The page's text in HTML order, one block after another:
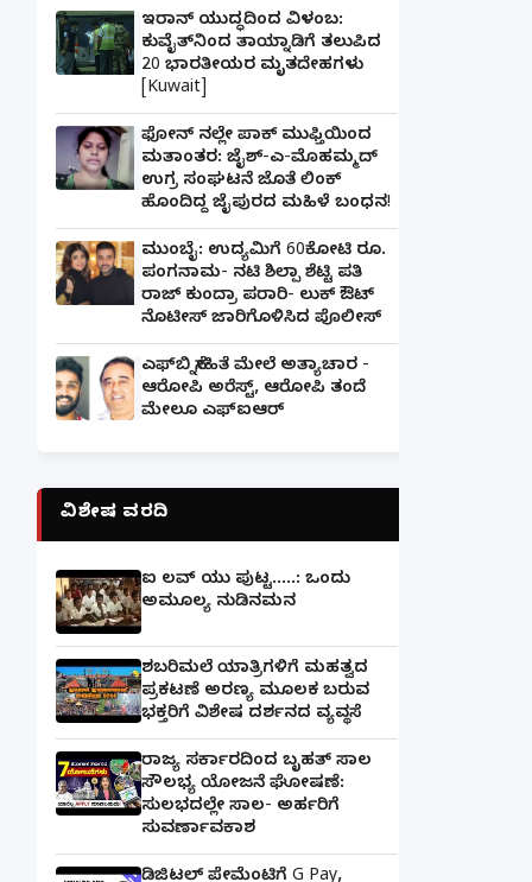
ಇರಾನ್ ಯುದ್ಧದಿಂದ ವಿಳಂಬ:
ಕುವೈತ್‌ನಿಂದ ತಾಯ್ನಾಡಿಗೆ ತಲುಪಿದ
20 ಭಾರತೀಯರ ಮೃತದೇಹಗಳು
[Kuwait]
ಫೋನ್ ನಲ್ಲೇ ಪಾಕ್ ಮುಫ್ತಿಯಿಂದ
ಮತಾಂತರ: ಜೈಶ್-ಎ-ಮೊಹಮ್ಮದ್
ಉಗ್ರ ಸಂಘಟನೆ ಜೊತೆ ಲಿಂಕ್
ಹೊಂದಿದ್ದ ಜೈಪುರದ ಮಹಿಳೆ ಬಂಧನ!
ಮುಂಬೈ: ಉದ್ಯಮಿಗೆ 60ಕೋಟಿ ರೂ.
ಪಂಗನಾಮ- ನಟಿ ಶಿಲ್ಪಾ ಶೆಟ್ಟಿ ಪತಿ
ರಾಜ್ ಕುಂದ್ರಾ ಪರಾರಿ- ಲುಕ್ ಔಟ್
ನೊಟೀಸ್ ಜಾರಿಗೊಳಿಸಿದ ಪೊಲೀಸ್
ಎಫ್‌ಬಿ ಸ್ನೇಹಿತೆ ಮೇಲೆ ಅತ್ಯಾಚಾರ -
ಆರೋಪಿ ಅರೆಸ್ಟ್, ಆರೋಪಿ ತಂದೆ
ಮೇಲೂ ಎಫ್ಐಆರ್
ವಿಶೇಷ ವರದಿ
ಐ ಲವ್ ಯು ಪುಟ್ಟ.....: ಒಂದು
ಅಮೂಲ್ಯ ನುಡಿನಮನ
ಶಬರಿಮಲೆ ಯಾತ್ರಿಗಳಿಗೆ ಮಹತ್ವದ
ಪ್ರಕಟಣೆ ಅರಣ್ಯ ಮೂಲಕ ಬರುವ
ಭಕ್ತರಿಗೆ ವಿಶೇಷ ದರ್ಶನದ ವ್ಯವಸ್ಥೆ
ರಾಜ್ಯ ಸರ್ಕಾರದಿಂದ ಬೃಹತ್ ಸಾಲ
ಸೌಲಭ್ಯ ಯೋಜನೆ ಘೋಷಣೆ:
ಸುಲಭದಲ್ಲೇ ಸಾಲ- ಅರ್ಹರಿಗೆ
ಸುವರ್ಣಾವಕಾಶ
ಡಿಜಿಟಲ್ ಪೇಮೆಂಟಿಗೆ G Pay,